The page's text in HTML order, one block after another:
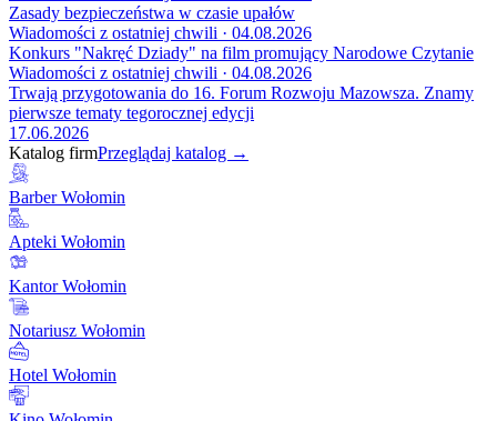
Zasady bezpieczeństwa w czasie upałów
Wiadomości z ostatniej chwili · 04.08.2026
Konkurs "Nakręć Dziady" na film promujący Narodowe Czytanie
Wiadomości z ostatniej chwili · 04.08.2026
Trwają przygotowania do 16. Forum Rozwoju Mazowsza. Znamy
pierwsze tematy tegorocznej edycji
17.06.2026
Katalog firmPrzeglądaj katalog →
Barber Wołomin
Apteki Wołomin
Kantor Wołomin
Notariusz Wołomin
Hotel Wołomin